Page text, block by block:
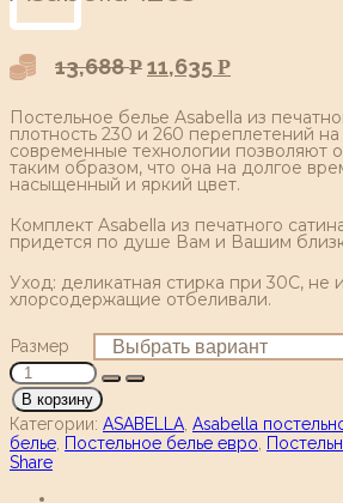
13,688Р 11,635 Р
Постельное белье Asabella из
плотность 230 и 260 переплетений
современные технологии позволяют
таким образом, что она на долгое
насыщенный и яркий цвет.
Комплект Asabella из печатного
придется по душе Вам и Вашим
Уход: деликатная стирка при 30С, не
хлорсодержащие отбеливали.
Размер
В корзину
Категории: ASABELLA Asabella
белье Постельное белье евро
Share